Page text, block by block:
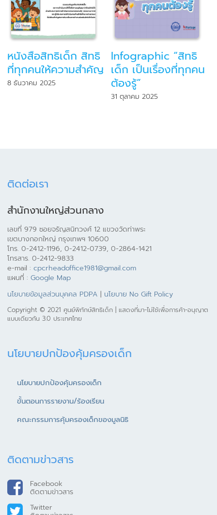
หนังสือสิทธิเด็ก สิทธิ
ที่ทุกคนให้ความสำคัญ
8 ธันวาคม 2025
Infographic “สิทธิ
เด็ก เป็นเรื่องที่ทุกคน
ต้องรู้”
31 ตุลาคม 2025
ติดต่อเรา
สำนักงานใหญ่ส่วนกลาง
เลขที่ 979 ซอยจรัญสนิทวงศ์ 12 แขวงวัดท่าพระ
เขตบางกอกใหญ่ กรุงเทพฯ 10600
โทร. 0-2412-1196, 0-2412-0739, 0-2864-1421
โทรสาร. 0-2412-9833
e-mail : cpcrheadoffice1981@gmail.com
แผนที่ : Google Map
นโยบายข้อมูลส่วนบุคคล PDPA | นโยบาย No Gift Policy
Copyright © 2021 ศูนย์พิทักษ์สิทธิเด็ก | แสดงที่มา-ไม่ใช้เพื่อการค้า-อนุญาต
แบบเดียวกัน 3.0 ประเทศไทย
นโยบายปกป้องคุ้มครองเด็ก
นโยบายปกป้องคุ้มครองเด็ก
ขั้นตอนการรายงาน/ร้องเรียน
คณะกรรมการคุ้มครองเด็กของมูลนิธิ
ติดตามข่าวสาร
Facebook
ติดตามข่าวสาร
Twitter